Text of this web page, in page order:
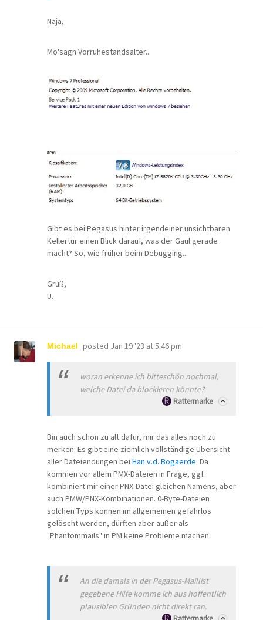
Naja,
Mo'sagn Vorruhestandsalter...
Gibt es bei Pegasus hinter irgendeiner unsichtbaren
Kellertür einen Blick darauf, was der Gaul gerade
macht? So, wie früher beim Debugging...
Gruß,
U.
Michael posted Jan 19 '23 at 5:46 pm
woran erkenne ich bitteschön nochmal,
welche Datei da blockieren könnte?
Rattermarke
Bin auch schon zu alt dafür, mir das alles noch zu
merken: Es gibt eine ziemlich vollständige Übersicht
aller Dateiendungen bei Han v.d. Bogaerde. Da
kommen vor allem PMX-Dateien in Frage, ggf.
kombiniert mir einer PNX-Datei gleichen Namens, aber
auch PMW/PNX-Kombinationen. 0-Byte-Dateien
solchen Typs können im allgemeinen gefahrlos
gelöscht werden, dürften aber außer als
"Phantommails" in PM keine Probleme machen.
An die damals in der Pegasus-Maillist
gegebene Hilfe komme ich aus hoffentlich
plausiblen Gründen nicht direkt ran.